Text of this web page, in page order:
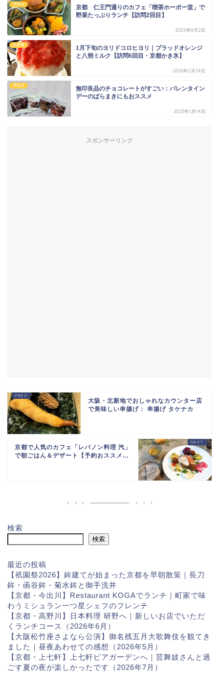
グルメ
京都 仁王門通りのカフェ「喫茶ホーボー堂」で
野菜たっぷりランチ【訪問2回目】
2025年8月2日
かき氷
1月下旬のヨリドコロヒヨリ｜ブラッドオレンジ
と八朔ミルク【訪問6回目・京都かき氷】
2026年2月24日
グルメ
無印良品のチョコレートがすごい：バレンタイン
デーのばらまきにもおススメ
2023年1月14日
スポンサーリンク
大阪・北新地でおしゃれなカウンター店
で美味しい串揚げ： 串揚げ タケナカ
京都で人気のカフェ「レバノン料理 汽」
で朝ごはん＆デザート【予約おススメ...
検索
検索
最近の投稿
【祇園祭2026】鉾建てが始まった京都を早朝散策｜長刀
鉾・函谷鉾・菊水鉾と御手洗井
【京都・今出川】Restaurant KOGAでランチ｜町家で味
わうミシュラン一つ星シェフのフレンチ
【京都・高野川】日本料理 研野へ｜新しいお店でいただ
くランチコース（2026年6月）
【大阪松竹座さよなら公演】御名残五月大歌舞伎を観てき
ました｜昼夜あわせての感想（2026年5月）
【京都・上七軒】上七軒ビアガーデンへ｜芸舞妓さんと過
ごす夏の夜が楽しかったです（2026年7月）